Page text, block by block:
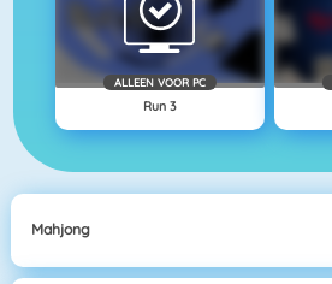
ALLEEN VOOR PC
Run 3
Mahjong